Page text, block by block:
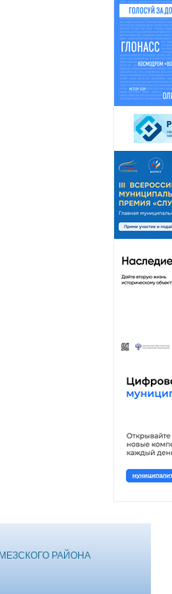
РАЙОНА